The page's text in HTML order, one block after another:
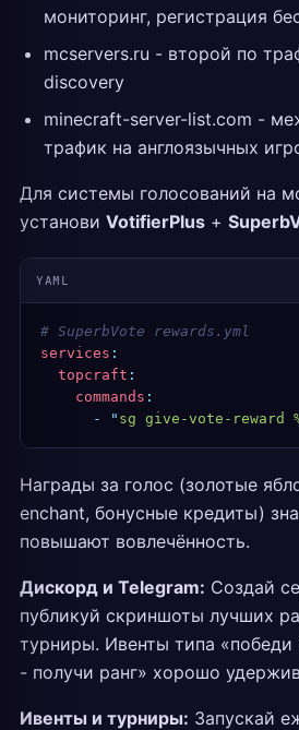
мониторинг, регистрация
mcservers.ru - второй по
discovery
minecraft-server-list.com -
трафик на англоязычных
Для системы голосований на
установи VotifierPlus +
YAML
# SuperbVote rewards.yml
services :
  topcraft
:
    commands
:
      -
" sg give-vote-reward
Награды за голос (золотые
enchant, бонусные кредиты)
повышают вовлечённость.
Дискорд и Telegram: Создай
публикуй скриншоты лучших
турниры. Ивенты типа «победи
- получи ранг» хорошо
Ивенты и турниры: Запускай